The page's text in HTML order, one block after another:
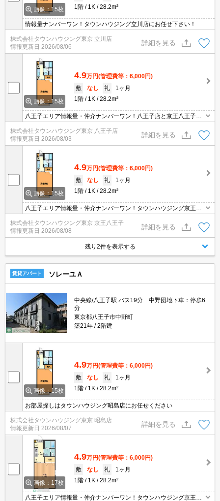
画像：15枚
1階
1K 28.2m²
情報量ナンバーワン！タウンハウジング立川店にお任せ下さい！
株式会社タウンハウジング東京 立川店
情報更新日 2026/08/06
詳細を見る
画像：15枚
4.9万円(管理費等：6,000円)
敷
なし 礼
1ヶ月
1階
1K 28.2m²
八王子エリア情報量・仲介ナンバーワン！八王子店と京王八王子店
２店舗どちらでもご対応可能！
株式会社タウンハウジング東京 八王子店
情報更新日 2026/08/03
詳細を見る
画像：15枚
4.9万円(管理費等：6,000円)
敷
なし 礼
1ヶ月
1階
1K 28.2m²
八王子エリア情報量・仲介ナンバーワン！タウンハウジング京王八
王子店です!お客様用駐車場もございますので車でのご来店も大歓迎
です！
株式会社タウンハウジング東京 京王八王子
情報更新日 2026/08/08
詳細を見る
残り2件を表示する
賃貸アパート ソレーユＡ
中央線/八王子駅 バス19分 中野団地下車：停歩6
分
東京都八王子市中野町
築21年
2階建
画像：15枚
4.9万円(管理費等：6,000円)
敷
なし 礼
1ヶ月
1階
1K 28.2m²
お部屋探しはタウンハウジング昭島店にお任せください
株式会社タウンハウジング東京 昭島店
情報更新日 2026/08/07
詳細を見る
画像：17枚
4.9万円(管理費等：6,000円)
敷
なし 礼
1ヶ月
1階
1K 28.2m²
八王子エリア情報量・仲介ナンバーワン！タウンハウジング京王八